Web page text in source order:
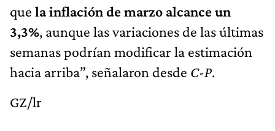
que la inflación de marzo alcance un
3,3%, aunque las variaciones de las últimas
semanas podrían modificar la estimación
hacia arriba”, señalaron desde C-P.
GZ/lr